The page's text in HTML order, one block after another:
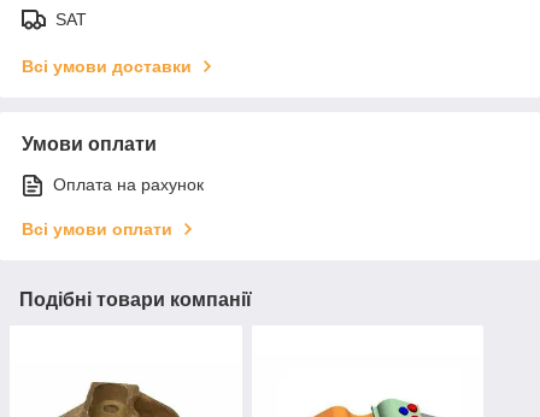
SAT
Всі умови доставки
Умови оплати
Оплата на рахунок
Всі умови оплати
Подібні товари компанії